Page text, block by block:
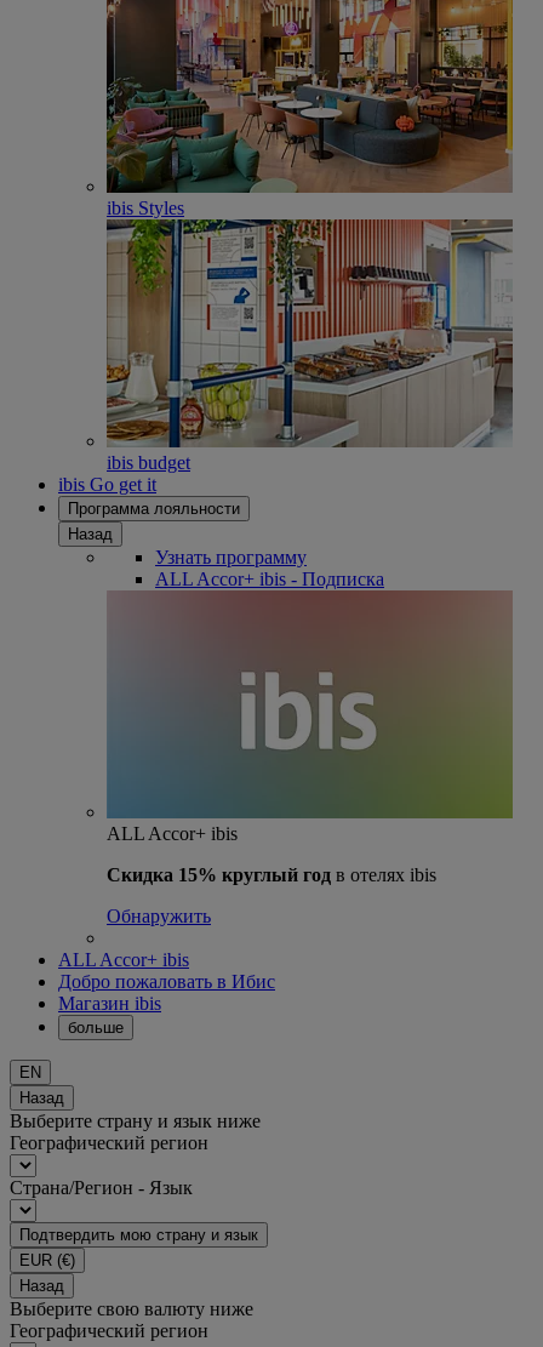
ibis Styles
ibis budget
ibis Go get it
Программа лояльности
Назад
Узнать программу
ALL Accor+ ibis - Подписка
ALL Accor+ ibis
Скидка 15% круглый год в отелях ibis
Обнаружить
ALL Accor+ ibis
Добро пожаловать в Ибис
Магазин ibis
больше
EN
Назад
Выберите страну и язык ниже
Географический регион
Страна/Регион - Язык
Подтвердить мою страну и язык
EUR (€)
Назад
Выберите свою валюту ниже
Географический регион